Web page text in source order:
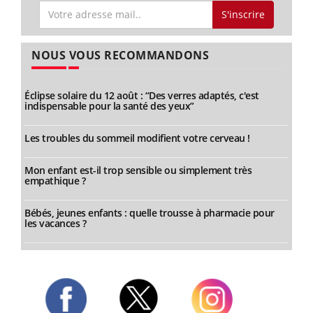
S'inscrire
NOUS VOUS RECOMMANDONS
Éclipse solaire du 12 août : “Des verres adaptés, c'est
indispensable pour la santé des yeux”
Les troubles du sommeil modifient votre cerveau !
Mon enfant est-il trop sensible ou simplement très
empathique ?
Bébés, jeunes enfants : quelle trousse à pharmacie pour
les vacances ?